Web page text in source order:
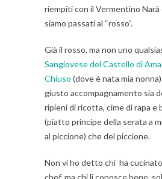
riempiti con il Vermentino Narà
siamo passati al “rosso”.
Già il rosso, ma non uno
Sangiovese del Castello di
Chiuso (dove è nata mia
giusto accompagnamento sia
ripieni di ricotta, cime di rapa e
(piatto principe della serata a
al piccione) che del piccione.
Non vi ho detto chi ha
chef, ma chi li conosce bene,